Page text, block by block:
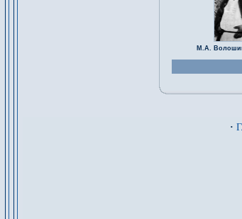
М.А.
·